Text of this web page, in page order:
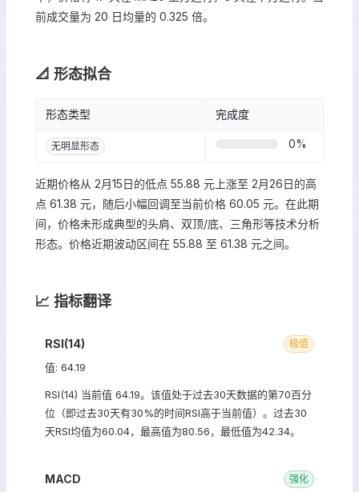
前成交量为 20 日均量的 0.325 倍。
📐 形态拟合
形态类型 完成度
无明显形态 0%
近期价格从 2月15日的低点 55.88 元上涨至 2月26日的高
点 61.38 元，随后小幅回调至当前价格 60.05 元。在此期
间，价格未形成典型的头肩、双顶/底、三角形等技术分析
形态。价格近期波动区间在 55.88 至 61.38 元之间。
📈 指标翻译
RSI(14) 极值
值: 64.19
RSI(14) 当前值 64.19。该值处于过去30天数据的第70百分
位（即过去30天有30%的时间RSI高于当前值）。过去30
天RSI均值为60.04，最高值为80.56，最低值为42.34。
MACD 强化